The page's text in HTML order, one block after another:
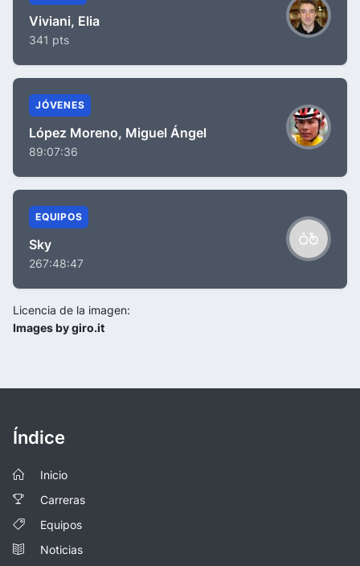
Viviani, Elia
341 pts
JÓVENES
López Moreno, Miguel Ángel
89:07:36
EQUIPOS
Sky
267:48:47
Licencia de la imagen:
Images by giro.it
Índice
Inicio
Carreras
Equipos
Noticias